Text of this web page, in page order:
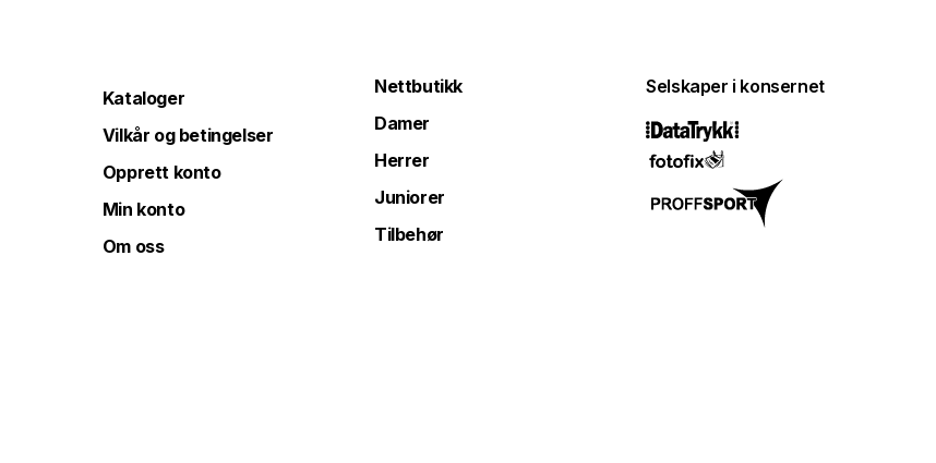
Kataloger
Vilkår og betingelser
Opprett konto
Min konto
Om oss
Nettbutikk
Damer
Herrer
Juniorer
Tilbehør
Selskaper i konsernet